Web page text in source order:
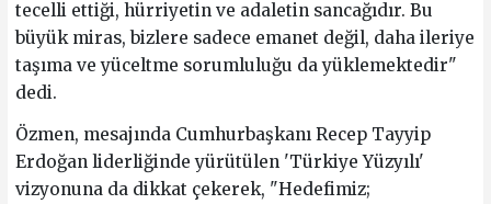
tecelli ettiği, hürriyetin ve adaletin sancağıdır. Bu
büyük miras, bizlere sadece emanet değil, daha ileriye
taşıma ve yüceltme sorumluluğu da yüklemektedir"
dedi.
Özmen, mesajında Cumhurbaşkanı Recep Tayyip
Erdoğan liderliğinde yürütülen 'Türkiye Yüzyılı'
vizyonuna da dikkat çekerek, "Hedefimiz;